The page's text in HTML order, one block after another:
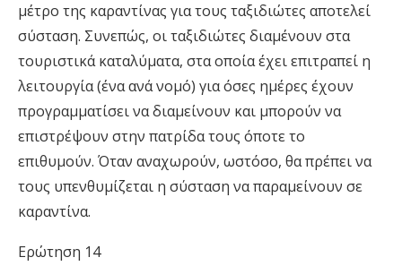
µέτρο της καραντίνας για τους ταξιδιώτες αποτελεί
σύσταση. Συνεπώς, οι ταξιδιώτες διαµένουν στα
τουριστικά καταλύµατα, στα οποία έχει επιτραπεί η
λειτουργία (ένα ανά νοµό) για όσες ηµέρες έχουν
προγραµµατίσει να διαµείνουν και µπορούν να
επιστρέψουν στην πατρίδα τους όποτε το
επιθυµούν. Όταν αναχωρούν, ωστόσο, θα πρέπει να
τους υπενθυµίζεται η σύσταση να παραµείνουν σε
καραντίνα.
Ερώτηση 14